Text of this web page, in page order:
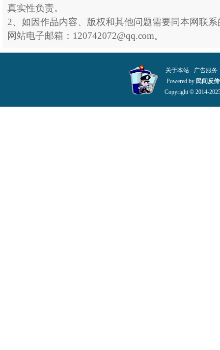
真实性负责。
2、如因作品内容、版权和其他问题需要同本网联
网站电子邮箱：120742072@qq.com。
关于本站 - 广告服务
Powered by 民间反
Copyright © 2014-